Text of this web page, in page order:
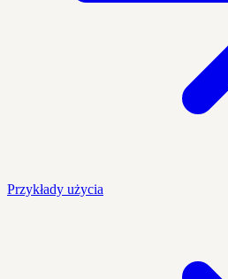
Przykłady użycia